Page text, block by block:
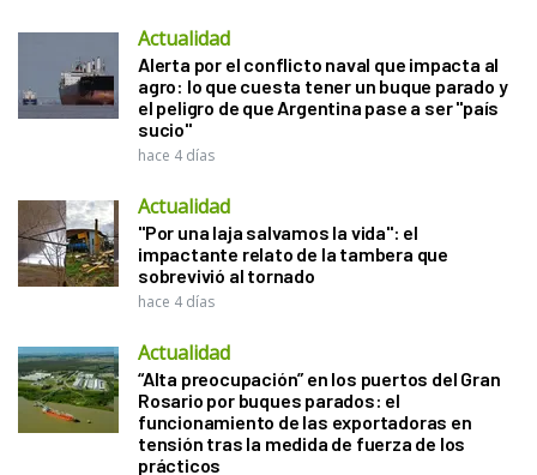
Actualidad
Alerta por el conflicto naval que impacta al
agro: lo que cuesta tener un buque parado y
el peligro de que Argentina pase a ser "país
sucio"
hace 4 días
Actualidad
"Por una laja salvamos la vida": el
impactante relato de la tambera que
sobrevivió al tornado
hace 4 días
Actualidad
“Alta preocupación” en los puertos del Gran
Rosario por buques parados: el
funcionamiento de las exportadoras en
tensión tras la medida de fuerza de los
prácticos